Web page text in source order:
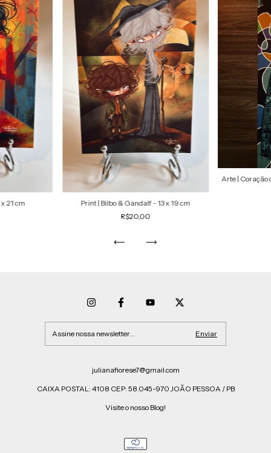
21 cm
Print | Bilbo & Gandalf - 13 x 19 cm
R$20,00
Arte | Coração
julianafiorese7@gmail.com
CAIXA POSTAL: 4108 CEP: 58.045-970 JOÃO PESSOA / PB
Visite o nosso Blog!